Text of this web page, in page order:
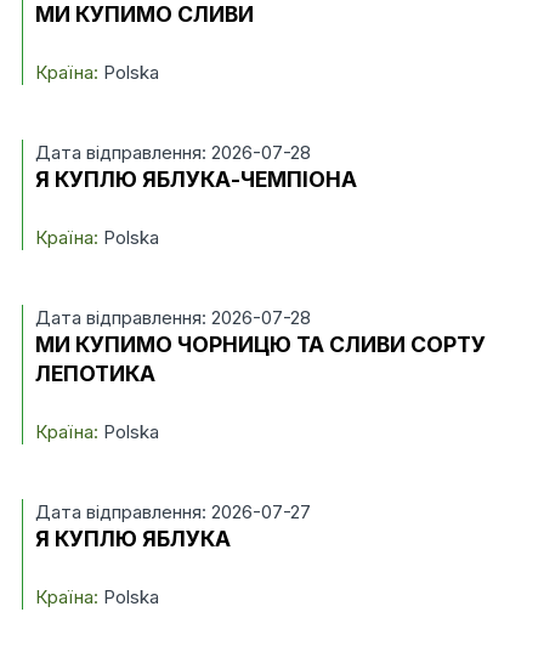
МИ КУПИМО СЛИВИ
Країна: Polska
Дата відправлення: 2026-07-28
Я КУПЛЮ ЯБЛУКА-ЧЕМПІОНА
Країна: Polska
Дата відправлення: 2026-07-28
МИ КУПИМО ЧОРНИЦЮ ТА СЛИВИ СОРТУ
ЛЕПОТИКА
Країна: Polska
Дата відправлення: 2026-07-27
Я КУПЛЮ ЯБЛУКА
Країна: Polska